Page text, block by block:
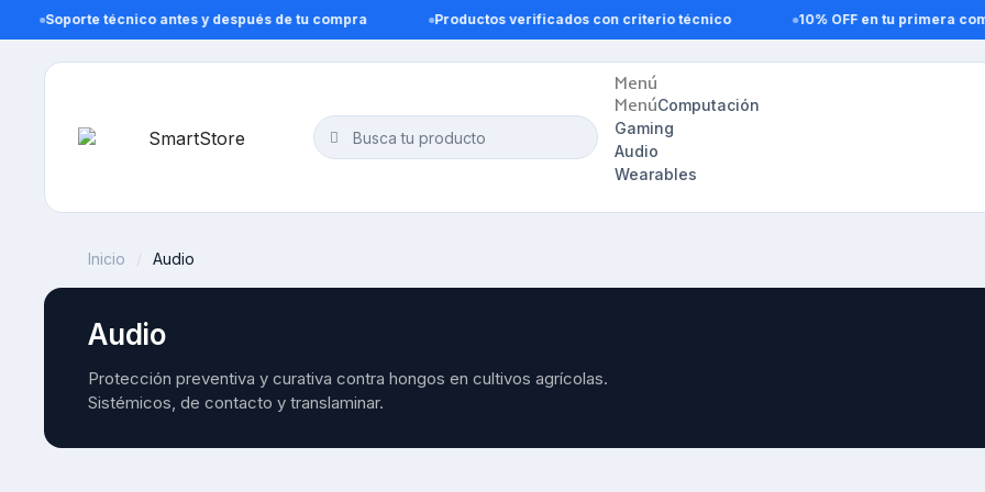
Soporte técnico antes y después de tu compra Productos verificados con criterio técnico 10% OFF en tu primera
Menú
MenúComputación
Gaming
Audio
Wearables
Inicio Audio
Audio
Protección preventiva y curativa contra hongos en cultivos agrícolas.
Sistémicos, de contacto y translaminar.